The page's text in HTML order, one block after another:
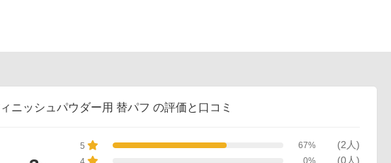
ニッシュパウダー用 替パフ の評価と口コミ
5 67% (2人)
0% (0人)